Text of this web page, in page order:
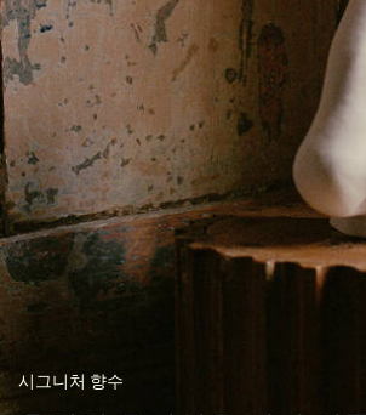
시그니처 향수